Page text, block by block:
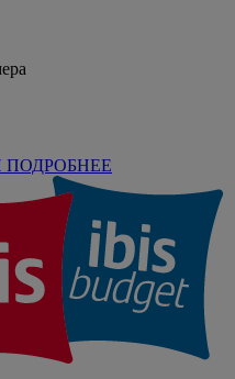
ПОДРОБНЕЕ